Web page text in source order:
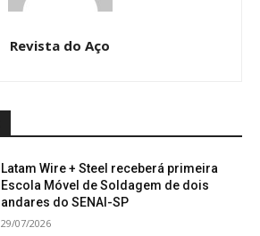
Revista do Aço
Latam Wire + Steel receberá primeira
Escola Móvel de Soldagem de dois
andares do SENAI-SP
29/07/2026